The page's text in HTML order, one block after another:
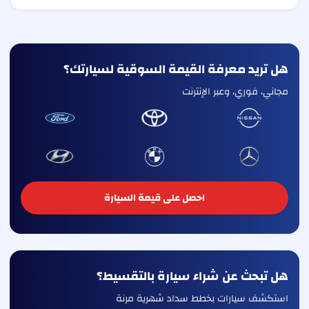
هل تريد معرفة القيمة السوقية لسيارتك؟
مجاني، فوري، وعبر الإنترنت
احصل على قيمة السيارة
هل تبحث عن شراء سيارة بالتقسيط؟
استكشف سيارات بخطط سداد شهرية مرنة